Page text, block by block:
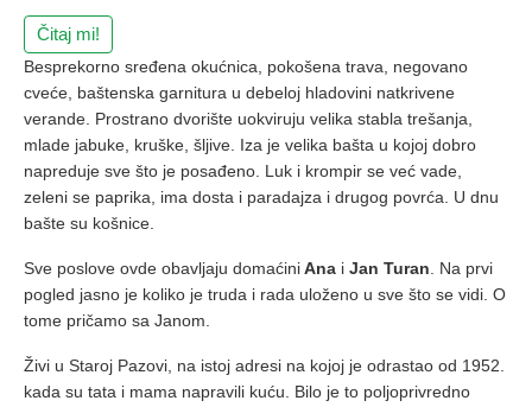
Čitaj mi!
Besprekorno sređena okućnica, pokošena trava, negovano
cveće, baštenska garnitura u debeloj hladovini natkrivene
verande. Prostrano dvorište uokviruju velika stabla trešanja,
mlade jabuke, kruške, šljive. Iza je velika bašta u kojoj dobro
napreduje sve što je posađeno. Luk i krompir se već vade,
zeleni se paprika, ima dosta i paradajza i drugog povrća. U dnu
bašte su košnice.
Sve poslove ovde obavljaju domaćiniAna i Jan Turan . Na prvi
pogled jasno je koliko je truda i rada uloženo u sve što se vidi. O
tome pričamo sa Janom.
Živi u Staroj Pazovi, na istoj adresi na kojoj je odrastao od 1952.
kada su tata i mama napravili kuću. Bilo je to poljoprivredno